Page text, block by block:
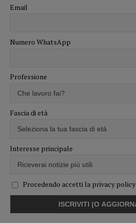
Email
Numero WhatsApp
Professione
Fascia di età
Interesse principale
Procedendo accetti la privacy policy